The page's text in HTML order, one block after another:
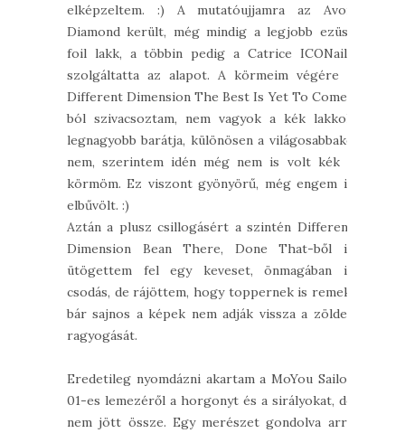
elképzeltem. :) A mutatóujjamra az Avon
Diamond került, még mindig a legjobb ezüst
foil lakk, a többin pedig a Catrice ICONails
szolgáltatta az alapot. A körmeim végére a
Different Dimension The Best Is Yet To Come-
ból szivacsoztam, nem vagyok a kék lakkok
legnagyobb barátja, különösen a világosabbaké
nem, szerintem idén még nem is volt kék a
körmöm. Ez viszont gyönyörű, még engem is
elbűvölt. :)
Aztán a plusz csillogásért a szintén Different
Dimension Bean There, Done That-ből is
ütögettem fel egy keveset, önmagában is
csodás, de rájöttem, hogy toppernek is remek,
bár sajnos a képek nem adják vissza a zöldes
ragyogását.
Eredetileg nyomdázni akartam a MoYou Sailor
01-es lemezéről a horgonyt és a sirályokat, de
nem jött össze. Egy merészet gondolva arra